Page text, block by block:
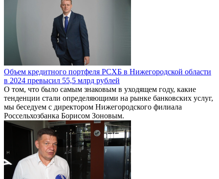
Объем кредитного портфеля РСХБ в Нижегородской области
в 2024 превысил 55,5 млрд рублей
О том, что было самым знаковым в уходящем году, какие
тенденции стали определяющими на рынке банковских услуг,
мы беседуем с директором Нижегородского филиала
Россельхозбанка Борисом Зоновым.